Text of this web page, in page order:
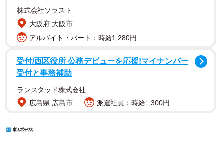
株式会社ソラスト
大阪府 大阪市
アルバイト・パート：時給1,280円
受付/西区役所 公務デビューを応援!マイナンバー
受付と事務補助
ランスタッド株式会社
広島県 広島市
派遣社員：時給1,300円